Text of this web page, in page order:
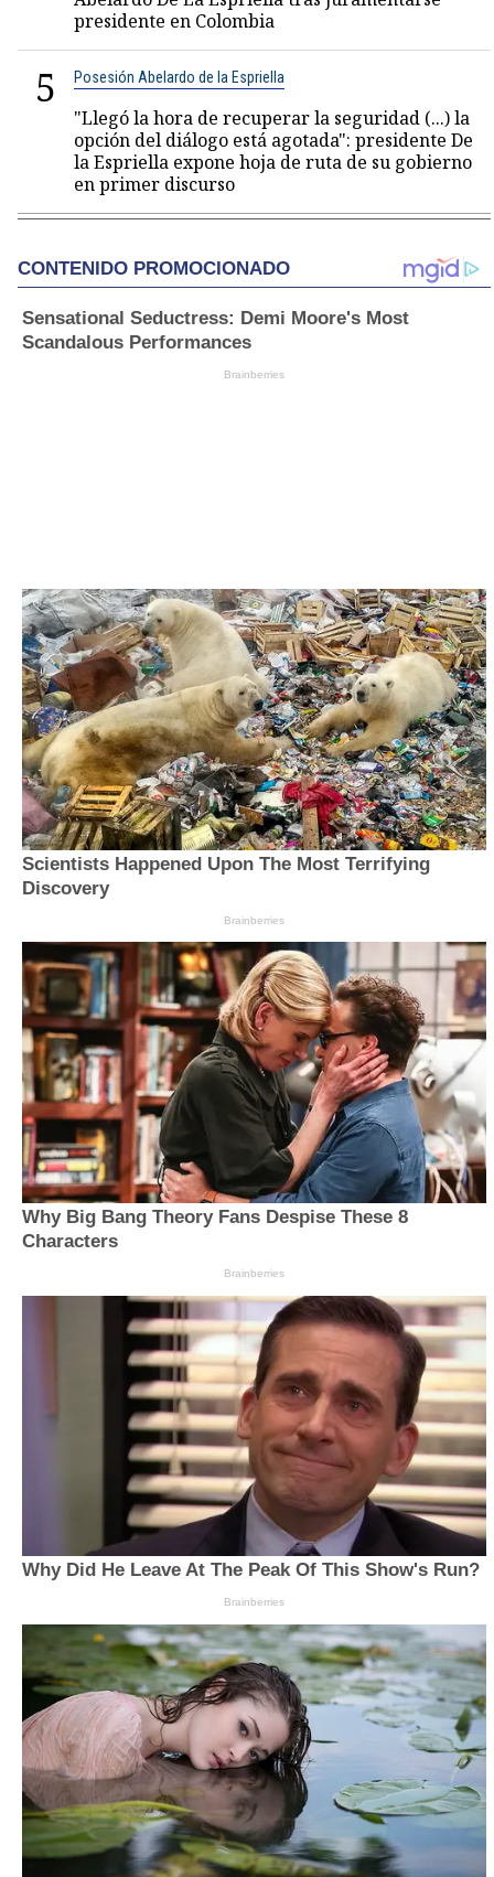
presidente en Colombia
5 Posesión Abelardo de la Espriella
"Llegó la hora de recuperar la seguridad (...) la
opción del diálogo está agotada": presidente De
la Espriella expone hoja de ruta de su gobierno
en primer discurso